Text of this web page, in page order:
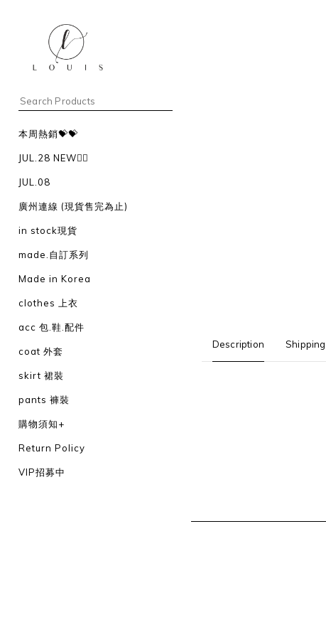
本周熱銷💝💝
JUL.28 NEW❤️‍🔥
JUL.08
廣州連線 (現貨售完為止)
in stock現貨
made.自訂系列
Made in Korea
clothes 上衣
acc 包.鞋.配件
coat 外套
skirt 裙裝
pants 褲裝
購物須知+
Return Policy
VIP招募中
Description